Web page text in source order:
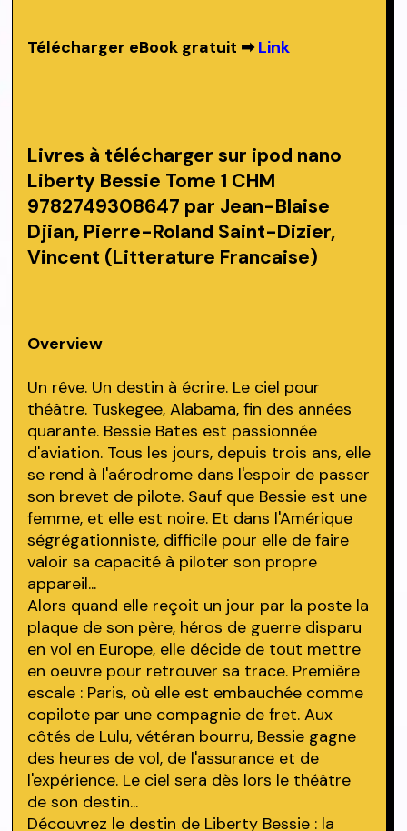
Télécharger eBook gratuit ➡Link
Livres à télécharger sur ipod nano
Liberty Bessie Tome 1 CHM
9782749308647 par Jean-Blaise
Djian, Pierre-Roland Saint-Dizier,
Vincent (Litterature Francaise)
Overview
Un rêve. Un destin à écrire. Le ciel pour
théâtre. Tuskegee, Alabama, fin des années
quarante. Bessie Bates est passionnée
d'aviation. Tous les jours, depuis trois ans, elle
se rend à l'aérodrome dans l'espoir de passer
son brevet de pilote. Sauf que Bessie est une
femme, et elle est noire. Et dans l'Amérique
ségrégationniste, difficile pour elle de faire
valoir sa capacité à piloter son propre
appareil...
Alors quand elle reçoit un jour par la poste la
plaque de son père, héros de guerre disparu
en vol en Europe, elle décide de tout mettre
en oeuvre pour retrouver sa trace. Première
escale : Paris, où elle est embauchée comme
copilote par une compagnie de fret. Aux
côtés de Lulu, vétéran bourru, Bessie gagne
des heures de vol, de l'assurance et de
l'expérience. Le ciel sera dès lors le théâtre
de son destin...
Découvrez le destin de Liberty Bessie : la